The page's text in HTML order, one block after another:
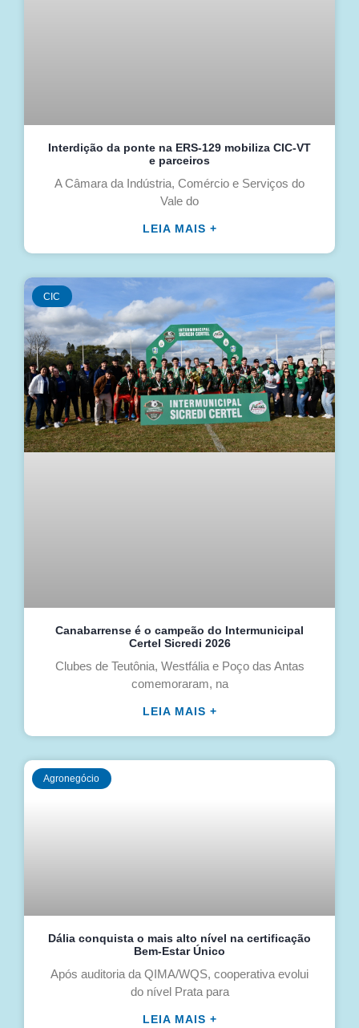
Interdição da ponte na ERS-129 mobiliza CIC-VT
e parceiros
A Câmara da Indústria, Comércio e Serviços do
Vale do
LEIA MAIS +
CIC
Canabarrense é o campeão do Intermunicipal
Certel Sicredi 2026
Clubes de Teutônia, Westfália e Poço das Antas
comemoraram, na
LEIA MAIS +
Agronegócio
Dália conquista o mais alto nível na certificação
Bem-Estar Único
Após auditoria da QIMA/WQS, cooperativa evolui
do nível Prata para
LEIA MAIS +